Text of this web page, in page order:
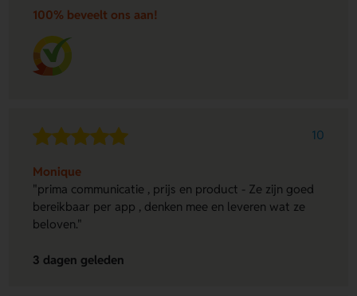
100% beveelt ons aan!
10
Monique
"prima communicatie , prijs en product - Ze zijn goed
bereikbaar per app , denken mee en leveren wat ze
beloven."
3 dagen geleden